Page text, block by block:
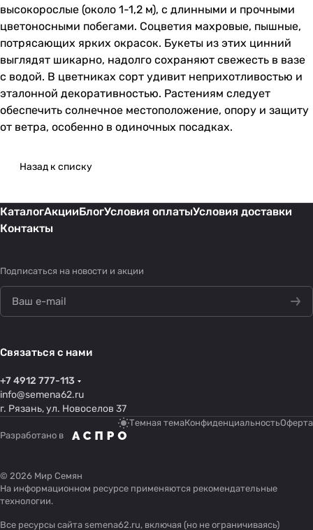
высокорослые (около 1-1,2 м), с длинными и прочными
цветоносными побегами. Соцветия махровые, пышные,
потрясающих ярких окрасок. Букеты из этих цинний
выглядят шикарно, надолго сохраняют свежесть в вазе
с водой. В цветниках сорт удивит неприхотливостью и
эталонной декоративностью. Растениям следует
обеспечить солнечное местоположение, опору и защиту
от ветра, особенно в одиночных посадках.
Назад к списку
КаталогАкцииБлогУсловия оплатыУсловия доставки
Контакты
Подписаться на новости и акции
Связаться с нами
+7 4912 777-113
info@semena62.ru
г. Рязань, ул. Новоселов 37
Темная темаКонфиденциальностьОферта
Разработано в
© 2026 Мир Семян
На информационном ресурсе применяются рекомендательные
технологии.
Все ресурсы сайта semena62.ru, включая (но не ограничиваясь)